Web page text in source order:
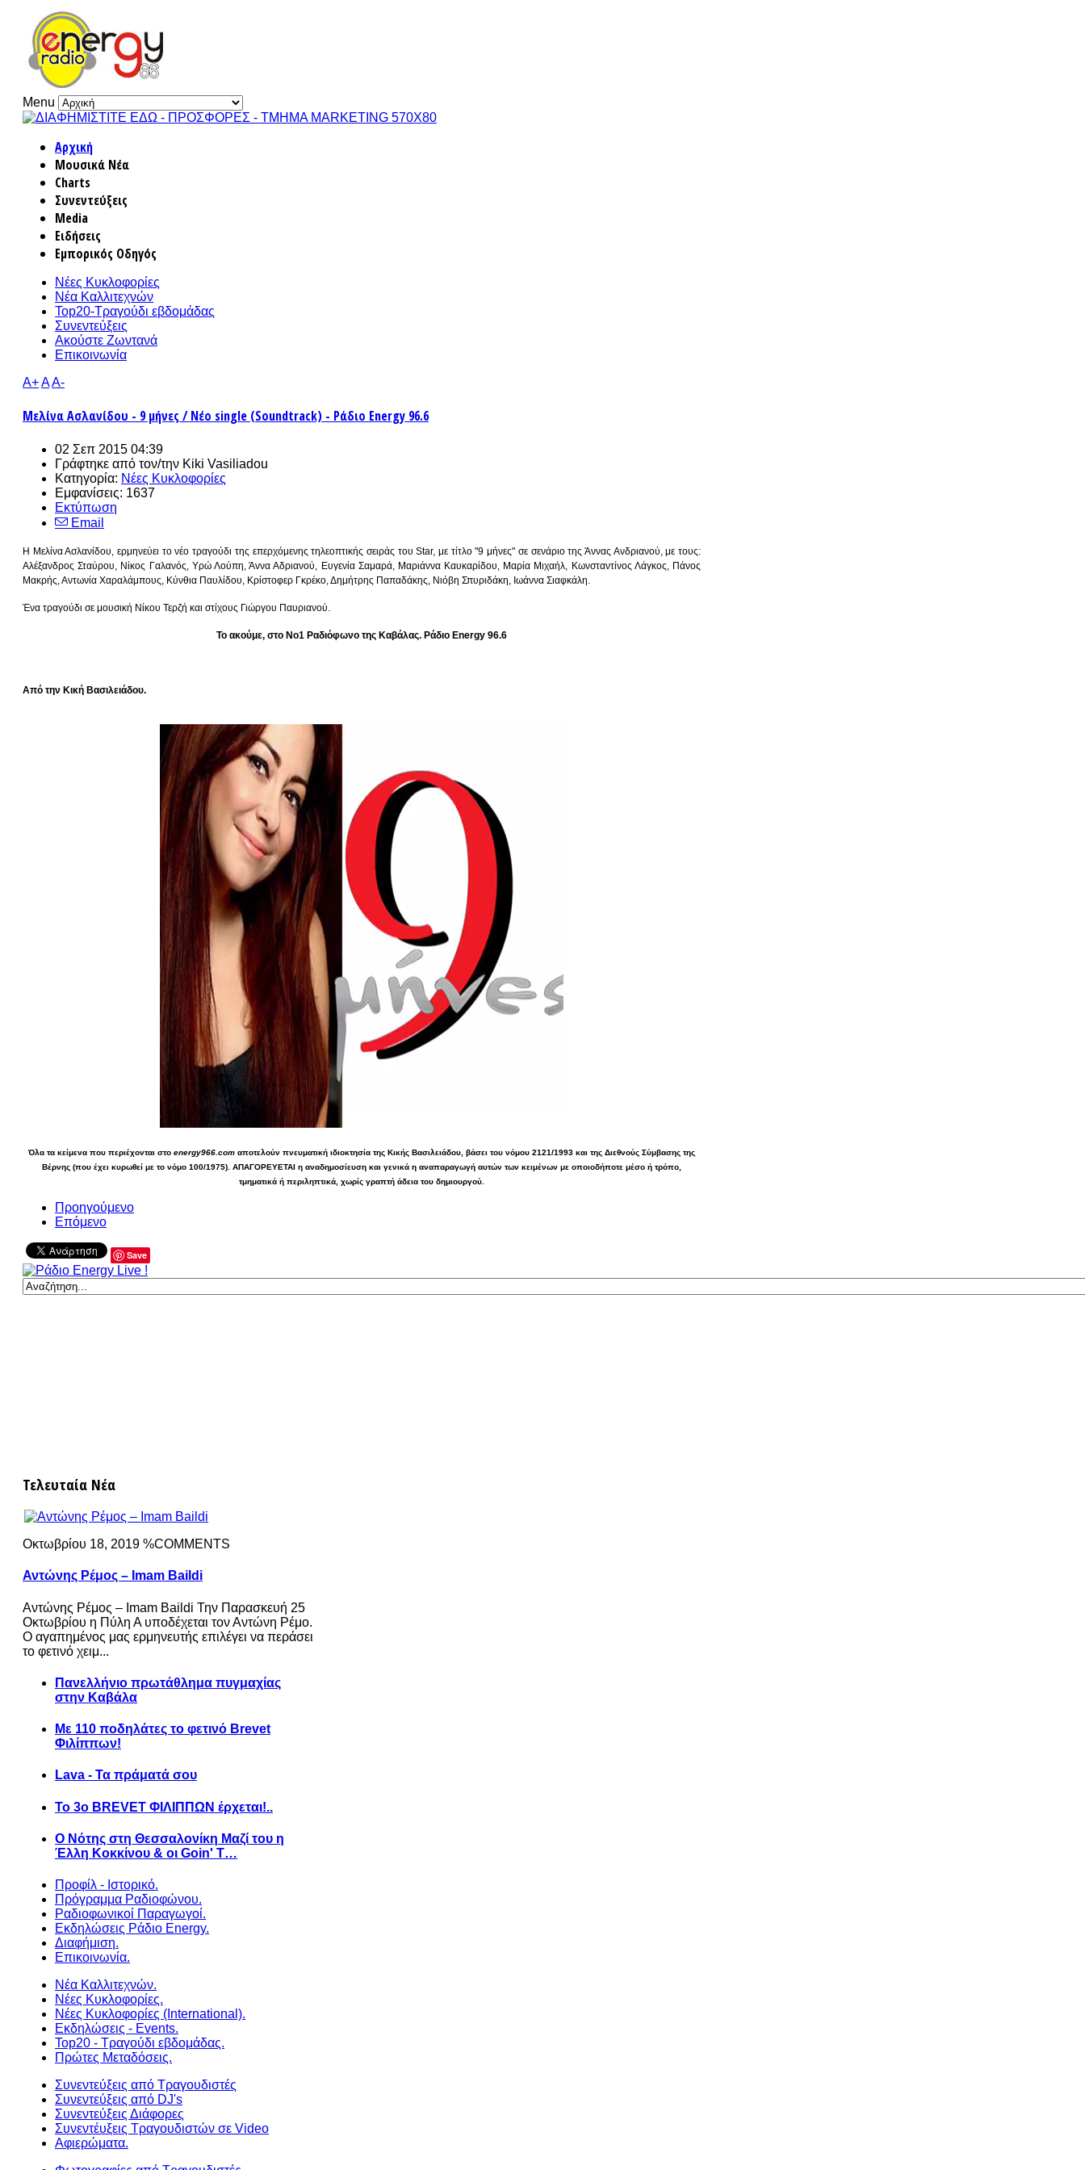
Menu
Αρχική
Μουσικά Νέα
Charts
Συνεντεύξεις
Media
Ειδήσεις
Εμπορικός Οδηγός
Νέες Κυκλοφορίες
Νέα Καλλιτεχνών
Top20-Τραγούδι εβδομάδας
Συνεντεύξεις
Ακούστε Ζωντανά
Επικοινωνία
A+AA-
Μελίνα Ασλανίδου - 9 μήνες / Νέο single (Soundtrack) - Ράδιο Energy 96.6
02 Σεπ 2015 04:39
Γράφτηκε από τον/την Kiki Vasiliadou
Κατηγορία: Νέες Κυκλοφορίες
Εμφανίσεις: 1637
Εκτύπωση
Email
Η Μελίνα Ασλανίδου, ερμηνεύει το νέο τραγούδι της επερχόμενης τηλεοπτικής σειράς του Star, με τίτλο "9 μήνες" σε σενάριο της Άννας Ανδριανού, με τους:
Αλέξανδρος Σταύρου, Νίκος Γαλανός, Υρώ Λούπη, Άννα Αδριανού, Ευγενία Σαμαρά, Μαριάννα Καυκαρίδου, Μαρία Μιχαήλ, Κωνσταντίνος Λάγκος, Πάνος
Μακρής, Αντωνία Χαραλάμπους, Κύνθια Παυλίδου, Κρίστοφερ Γκρέκο, Δημήτρης Παπαδάκης, Νιόβη Σπυριδάκη, Ιωάννα Σιαφκάλη.
Ένα τραγούδι σε μουσική Νίκου Τερζή και στίχους Γιώργου Παυριανού.
Το ακούμε, στο Νο1 Ραδιόφωνο της Καβάλας. Ράδιο Energy 96.6
Από την Κική Βασιλειάδου.
Όλα τα κείμενα που περιέχονται στο energy966.com αποτελούν πνευματική ιδιοκτησία της Κικής Βασιλειάδου, βάσει του νόμου 2121/1993 και της Διεθνούς Σύμβασης της
Βέρνης (που έχει κυρωθεί με το νόμο 100/1975). ΑΠΑΓΟΡΕΥΕΤΑΙ η αναδημοσίευση και γενικά η αναπαραγωγή αυτών των κειμένων με οποιοδήποτε μέσο ή τρόπο,
τμηματικά ή περιληπτικά, χωρίς γραπτή άδεια του δημιουργού.
Προηγούμενο
Επόμενο
Save
Τελευταία Νέα
Οκτωβρίου 18, 2019 %COMMENTS
Αντώνης Ρέμος – Imam Baildi
Αντώνης Ρέμος – Imam Baildi Την Παρασκευή 25
Οκτωβρίου η Πύλη Α υποδέχεται τον Αντώνη Ρέμο.
Ο αγαπημένος μας ερμηνευτής επιλέγει να περάσει
το φετινό χειμ...
Πανελλήνιο πρωτάθλημα πυγμαχίας
στην Καβάλα
Με 110 ποδηλάτες το φετινό Brevet
Φιλίππων!
Lava - Τα πράματά σου
Το 3ο BREVET ΦΙΛΙΠΠΩΝ έρχεται!..
Ο Νότης στη Θεσσαλονίκη Μαζί του η
Έλλη Κοκκίνου & οι Goin' T…
Προφίλ - Ιστορικό.
Πρόγραμμα Ραδιοφώνου.
Ραδιοφωνικοί Παραγωγοί.
Εκδηλώσεις Ράδιο Energy.
Διαφήμιση.
Επικοινωνία.
Νέα Καλλιτεχνών.
Νέες Κυκλοφορίες.
Νέες Κυκλοφορίες (International).
Εκδηλώσεις - Events.
Top20 - Τραγούδι εβδομάδας.
Πρώτες Μεταδόσεις.
Συνεντεύξεις από Τραγουδιστές
Συνεντεύξεις από DJ's
Συνεντεύξεις Διάφορες
Συνεντέυξεις Τραγουδιστών σε Video
Αφιερώματα.